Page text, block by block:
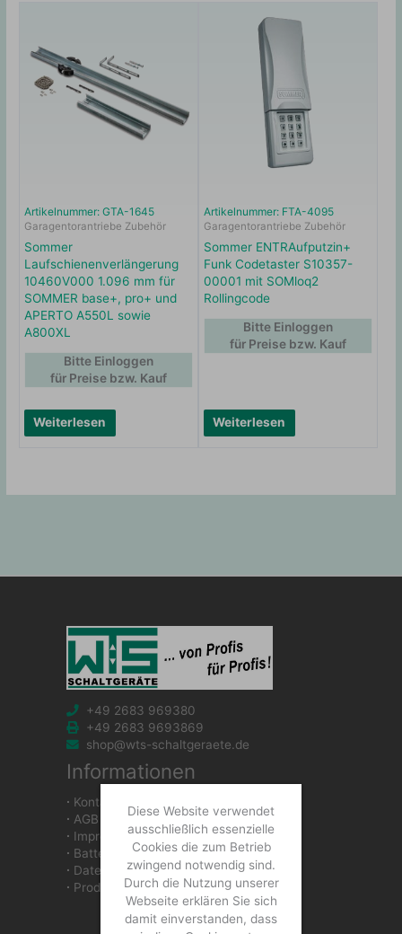
Artikelnummer: GTA-1645
Garagentorantriebe Zubehör
Sommer
Laufschienenverlängerung
10460V000 1.096 mm für
SOMMER base+, pro+ und
APERTO A550L sowie
A800XL
Weiterlesen
Bitte Einloggen
für Preise bzw. Kauf
Artikelnummer: FTA-4095
Garagentorantriebe Zubehör
Sommer ENTRAufputzin+
Funk Codetaster S10357-
00001 mit SOMloq2
Rollingcode
Weiterlesen
Bitte Einloggen
für Preise bzw. Kauf
+49 2683 969380
+49 2683 9693869
shop@wts-schaltgeraete.de
Informationen
∙ Kontakt
∙ AGB
∙ Impressum
∙ Batteriegesetzhinweise
∙ Datenschutzerklärung
∙ Produkte
Diese Website verwendet
ausschließlich essenzielle
Cookies die zum Betrieb
zwingend notwendig sind.
Durch die Nutzung unserer
Webseite erklären Sie sich
damit einverstanden, dass